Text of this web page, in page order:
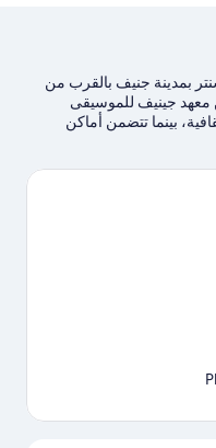
بمدينة جنيف بالقرب من
جينيف للموسيقى
بينما تتضمن أماكن
وبلاج جينيف.لا تفوت زيارة كل
سيجواي/ جولات